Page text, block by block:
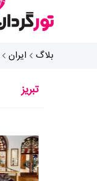
بلاگ ایران
تبریز